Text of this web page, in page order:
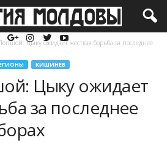
Цыку ожидает жесткая борьба за последнее
КИШИНЕВ
Цыку ожидает
за последнее